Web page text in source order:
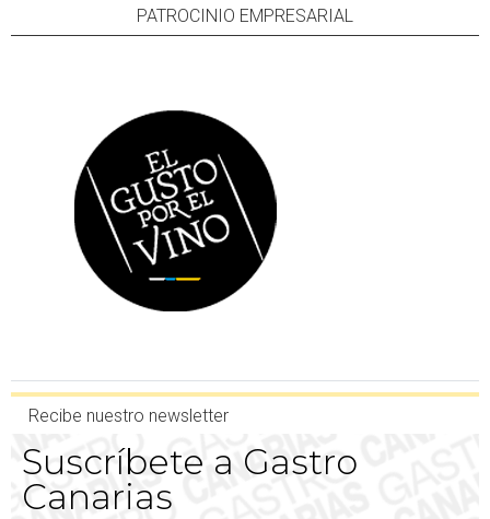
PATROCINIO EMPRESARIAL
Recibe nuestro newsletter
Suscríbete a Gastro
Canarias